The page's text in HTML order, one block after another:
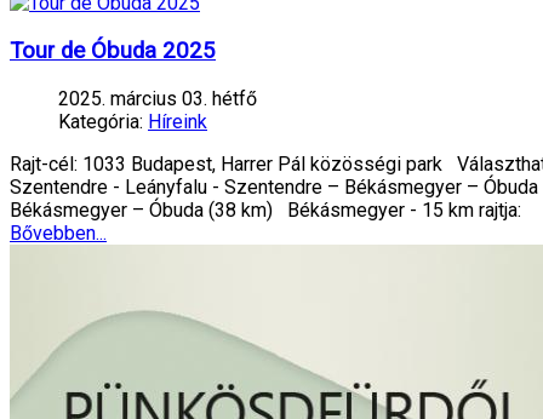
Tour de Óbuda 2025
2025. március 03. hétfő
Kategória: Híreink
Rajt-cél: 1033 Budapest, Harrer Pál közösségi park
Szentendre - Leányfalu - Szentendre – Békásmegyer –
Békásmegyer – Óbuda (38 km) Békásmegyer - 15 km rajtja:
Bővebben...